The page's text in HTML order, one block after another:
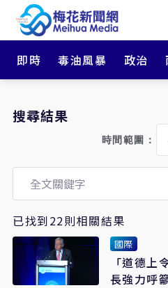
即時 毒油風暴 政治
搜尋結果
時間範圍：
已找到22則相關結果
國際
「道德
長強力呼